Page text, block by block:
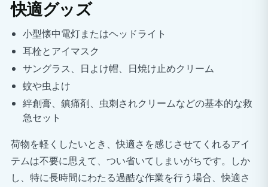
快適グッズ
小型懐中電灯またはヘッドライト
耳栓とアイマスク
サングラス、日よけ帽、日焼け止めクリーム
蚊や虫よけ
絆創膏、鎮痛剤、虫刺されクリームなどの基本的な救
急セット
荷物を軽くしたいとき、快適さを感じさせてくれるアイ
テムは不要に思えて、つい省いてしまいがちです。しか
し、特に長時間にわたる過酷な作業を行う場合、快適さ